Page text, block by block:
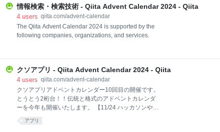
環境などでやらかしちゃった人 Advent Calendar 2023
https://qiita.com/advent-calendar/2023/yarakashi 本番
環境などでやらかしちゃった人 A
情報検索・検索技術 - Qiita Advent Calendar 2024 - Qiita
4 users qiita.com/advent-calendar
The Qiita Advent Calendar 2024 is supported by the
following companies, organizations, and services.
クソアプリ - Qiita Advent Calendar 2024 - Qiita
4 users qiita.com/advent-calendar
クソアプリアドベントカレンダー10回目の開催です。
とうとう2桁台！！伝統と格式のアドベントカレンダ
ーを今年も開催いたします。 【11/24 ハッカソンやり
ます＠東京】 https://kuso-
app.connpass.com/event/336557/ 今年も役に立たな
アプリ